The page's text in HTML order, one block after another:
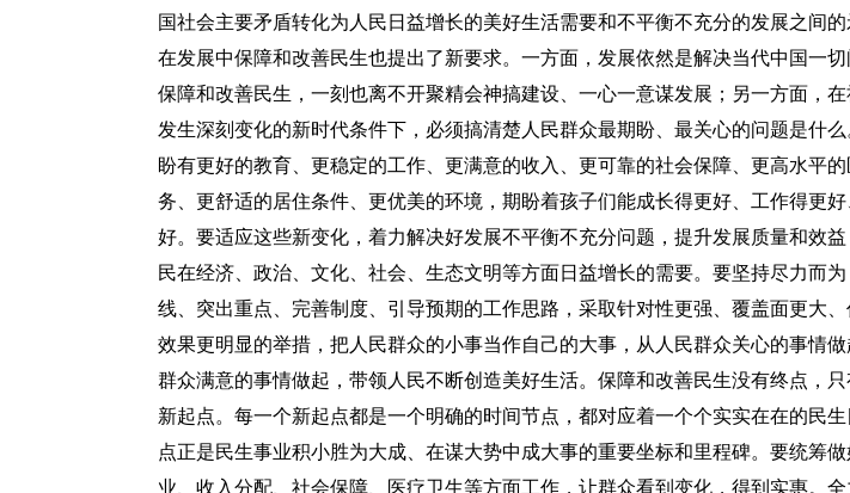
国社会主要矛盾转化为人民日益增长的美好生活需要和不平衡不充分的发展之间
在发展中保障和改善民生也提出了新要求。一方面，发展依然是解决当代中国一切
保障和改善民生，一刻也离不开聚精会神搞建设、一心一意谋发展；另一方面，
发生深刻变化的新时代条件下，必须搞清楚人民群众最期盼、最关心的问题是什
盼有更好的教育、更稳定的工作、更满意的收入、更可靠的社会保障、更高水平的
务、更舒适的居住条件、更优美的环境，期盼着孩子们能成长得更好、工作得更
好。要适应这些新变化，着力解决好发展不平衡不充分问题，提升发展质量和效益
民在经济、政治、文化、社会、生态文明等方面日益增长的需要。要坚持尽力而
线、突出重点、完善制度、引导预期的工作思路，采取针对性更强、覆盖面更大、
效果更明显的举措，把人民群众的小事当作自己的大事，从人民群众关心的事情
群众满意的事情做起，带领人民不断创造美好生活。保障和改善民生没有终点，
新起点。每一个新起点都是一个明确的时间节点，都对应着一个个实实在在的民
点正是民生事业积小胜为大成、在谋大势中成大事的重要坐标和里程碑。要统筹
业、收入分配、社会保障、医疗卫生等方面工作，让群众看到变化，得到实惠。